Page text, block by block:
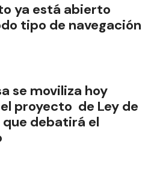
ya está abierto
tipo de navegación
se moviliza hoy
proyecto de Ley de
debatirá el